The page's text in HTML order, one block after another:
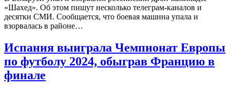
«Шахед». Об этом пишут несколько телеграм-каналов и
десятки СМИ. Сообщается, что боевая машина упала и
взорвалась в районе…
Испания выиграла Чемпионат Европы
по футболу 2024, обыграв Францию в
финале